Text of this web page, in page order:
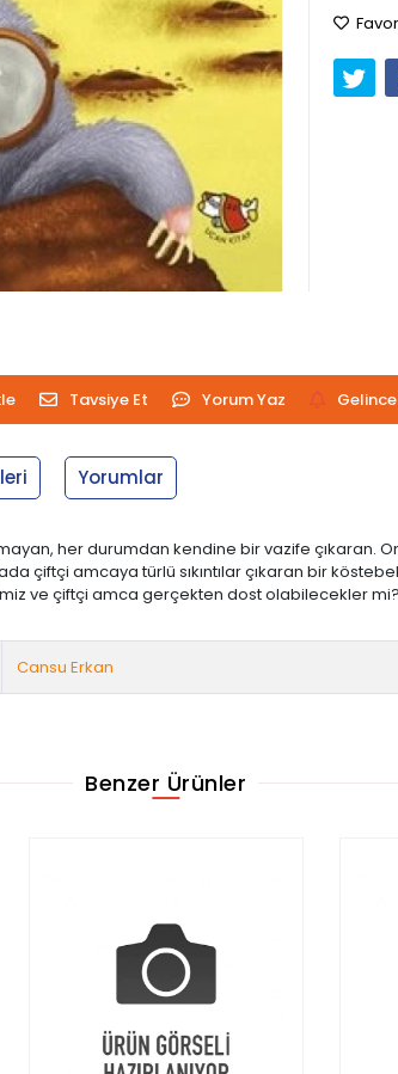
Tavsiye Et Yorum Yaz
Yorumlar
her durumdan kendine bir vazife çıkaran.
çiftçi amcaya türlü sıkıntılar çıkaran bir
ve çiftçi amca gerçekten dost olabilecekler
Cansu Erkan
Benzer Ürünler